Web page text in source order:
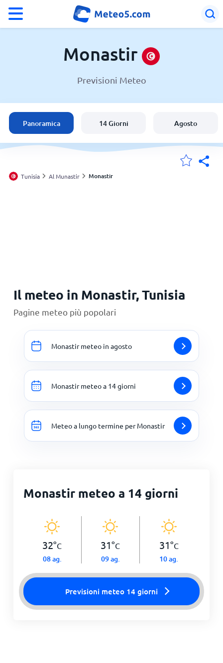
Tunisia
Italia
Svizzera
Monastir
Previsioni Meteo
Panoramica 14 Giorni Agosto
Tunisia Al Munastir Monastir
Il meteo in Monastir, Tunisia
Pagine meteo più popolari
Monastir meteo in agosto
Monastir meteo a 14 giorni
Meteo a lungo termine per Monastir
Monastir meteo a 14 giorni
32°C
08 ag.
31°C
09 ag.
31°C
10 ag.
Previsioni meteo 14 giorni